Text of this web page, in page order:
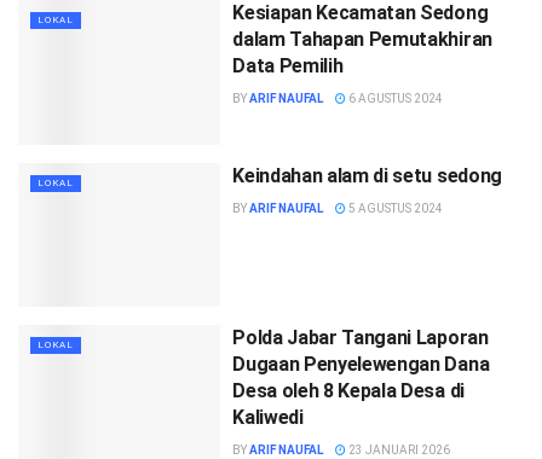
LOKAL
Kesiapan Kecamatan Sedong
dalam Tahapan Pemutakhiran
Data Pemilih
BYARIF NAUFAL 6 AGUSTUS 2024
LOKAL Keindahan alam di setu sedong
BYARIF NAUFAL 5 AGUSTUS 2024
LOKAL
Polda Jabar Tangani Laporan
Dugaan Penyelewengan Dana
Desa oleh 8 Kepala Desa di
Kaliwedi
BYARIF NAUFAL 23 JANUARI 2026